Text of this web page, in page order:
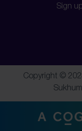
Sign
Copyright ©